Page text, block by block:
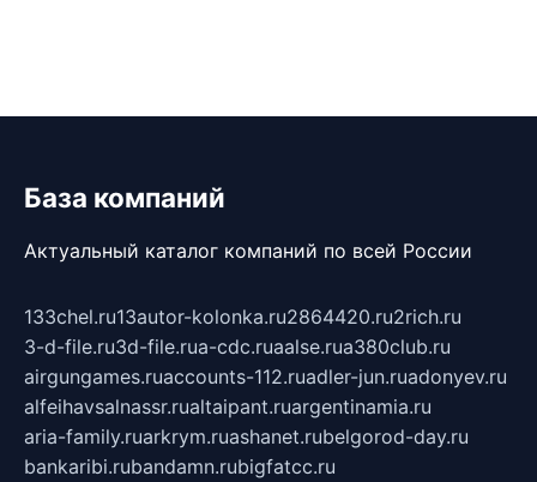
База компаний
Актуальный каталог компаний по всей России
133chel.ru13autor-kolonka.ru2864420.ru2rich.ru
3-d-file.ru3d-file.rua-cdc.ruaalse.rua380club.ru
airgungames.ruaccounts-112.ruadler-jun.ruadonyev.ru
alfeihavsalnassr.rualtaipant.ruargentinamia.ru
aria-family.ruarkrym.ruashanet.rubelgorod-day.ru
bankaribi.rubandamn.rubigfatcc.ru